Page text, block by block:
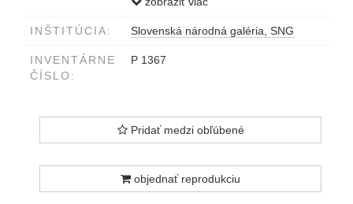
INŠTITÚCIA: Slovenská národná galéria, SNG
INVENTÁRNE
ČÍSLO:
P 1367
Pridať medzi obľúbené
objednať reprodukciu